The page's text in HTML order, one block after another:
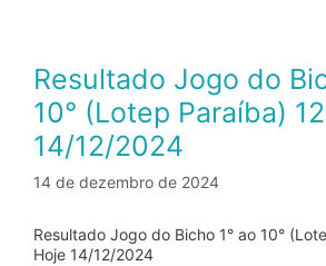
Resultado Jogo do
10° (Lotep Paraíba)
14/12/2024
14 de dezembro de 2024
Resultado Jogo do Bicho 1° ao 10°
Hoje 14/12/2024